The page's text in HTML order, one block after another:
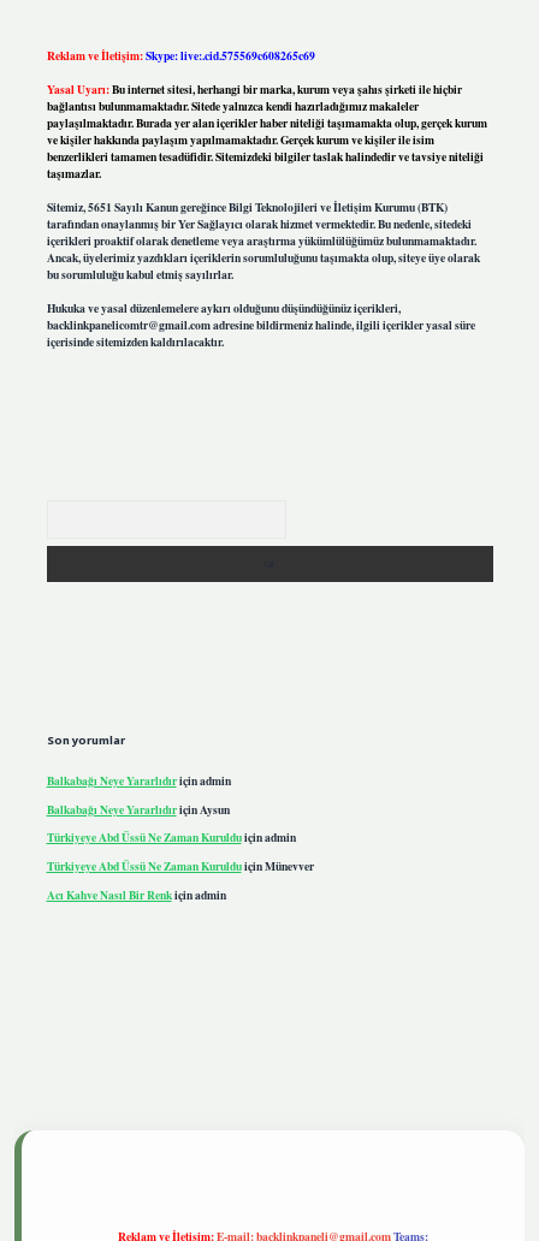
Reklam ve İletişim:Skype: live:.cid.575569c608265c69
Yasal Uyarı:Bu internet sitesi, herhangi bir marka, kurum veya şahıs şirketi ile hiçbir
bağlantısı bulunmamaktadır. Sitede yalnızca kendi hazırladığımız makaleler
paylaşılmaktadır. Burada yer alan içerikler haber niteliği taşımamakta olup, gerçek kurum
ve kişiler hakkında paylaşım yapılmamaktadır. Gerçek kurum ve kişiler ile isim
benzerlikleri tamamen tesadüfidir. Sitemizdeki bilgiler taslak halindedir ve tavsiye niteliği
taşımazlar.
Sitemiz, 5651 Sayılı Kanun gereğince Bilgi Teknolojileri ve İletişim Kurumu (BTK)
tarafından onaylanmış bir Yer Sağlayıcı olarak hizmet vermektedir. Bu nedenle, sitedeki
içerikleri proaktif olarak denetleme veya araştırma yükümlülüğümüz bulunmamaktadır.
Ancak, üyelerimiz yazdıkları içeriklerin sorumluluğunu taşımakta olup, siteye üye olarak
bu sorumluluğu kabul etmiş sayılırlar.
Hukuka ve yasal düzenlemelere aykırı olduğunu düşündüğünüz içerikleri,
backlinkpanelicomtr@gmail.comadresine bildirmeniz halinde, ilgili içerikler yasal süre
içerisinde sitemizden kaldırılacaktır.
Son yorumlar
Balkabağı Neye Yararlıdıriçinadmin
Balkabağı Neye Yararlıdıriçin Aysun
Türkiyeye Abd Üssü Ne Zaman Kurulduiçinadmin
Türkiyeye Abd Üssü Ne Zaman KurulduiçinMünevver
Acı Kahve Nasıl Bir Renkiçinadmin
Reklam ve İletişim:E-mail:backlinkpaneli@gmail.comTeams: